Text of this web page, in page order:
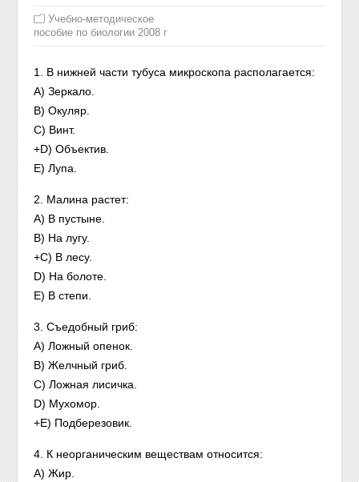
Учебно-методическое
пособие по биологии 2008 г
1. В нижней части тубуса микроскопа располагается:
A) Зеркало.
B) Окуляр.
C) Винт.
+D) Объектив.
E) Лупа.
2. Малина растет:
A) В пустыне.
B) На лугу.
+C) В лесу.
D) На болоте.
E) В степи.
3. Съедобный гриб:
A) Ложный опенок.
B) Желчный гриб.
C) Ложная лисичка.
D) Мухомор.
+E) Подберезовик.
4. К неорганическим веществам относится:
A) Жир.